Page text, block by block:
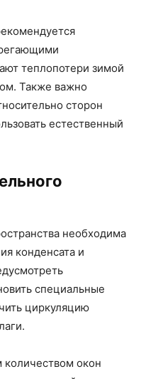
теплопотери зимой
Также важно
сторон
естественный
необходима
конденсата и
специальные
циркуляцию
окон